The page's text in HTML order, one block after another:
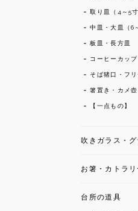
取り皿（4～5寸
中皿・大皿（6
板皿・長方皿
コーヒーカッ
そば猪口・フ
箸置き・カメ壺
【一点もの】
吹きガラス・グ
お箸・カトラリ
台所の道具